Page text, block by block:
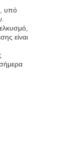
υπό
είναι
σήμερα